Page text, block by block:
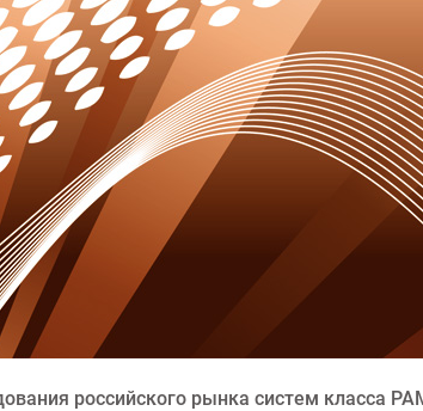
российского рынка систем класса